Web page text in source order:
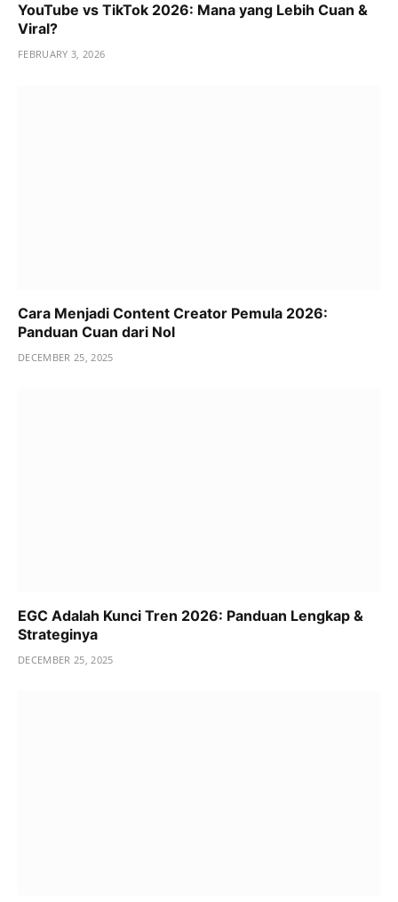
YouTube vs TikTok 2026: Mana yang Lebih Cuan &
Viral?
FEBRUARY 3, 2026
Cara Menjadi Content Creator Pemula 2026:
Panduan Cuan dari Nol
DECEMBER 25, 2025
EGC Adalah Kunci Tren 2026: Panduan Lengkap &
Strateginya
DECEMBER 25, 2025